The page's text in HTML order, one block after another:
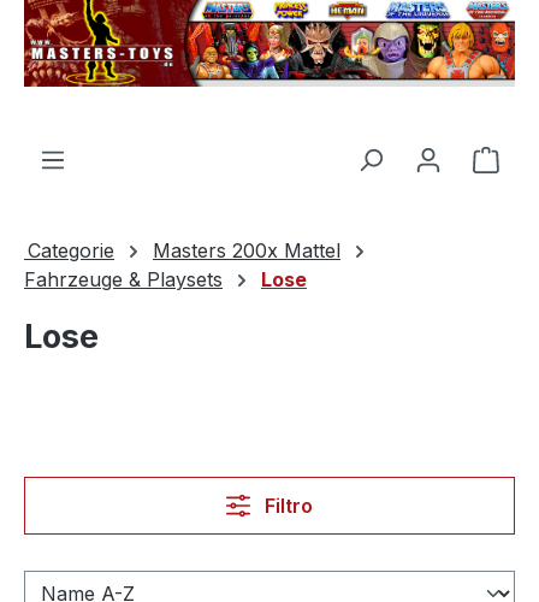
principale
Il
Categorie
Masters 200x Mattel
Fahrzeuge & Playsets
Lose
Lose
Filtro